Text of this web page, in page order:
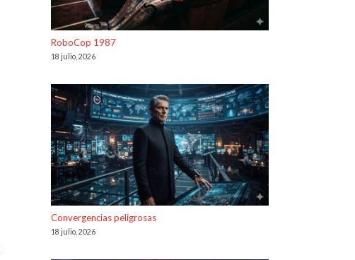
RoboCop 1987
18 julio, 2026
Convergencias peligrosas
18 julio, 2026